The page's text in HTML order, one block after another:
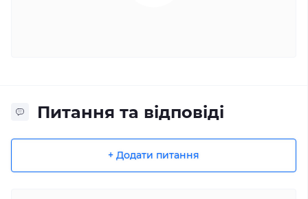
Питання та відповіді
+ Додати питання